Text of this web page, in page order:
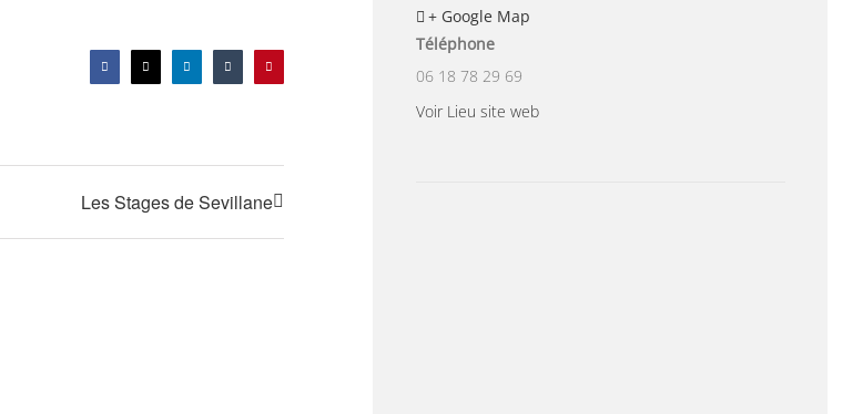
FacebookX LinkedInTumblr Pinterest
Les Stages de Sevillane
+ Google Map
Téléphone
06 18 78 29 69
Voir Lieu site web